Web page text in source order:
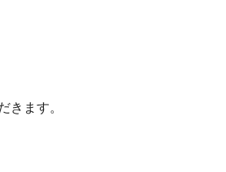
きます。